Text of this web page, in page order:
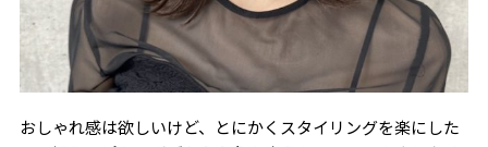
おしゃれ感は欲しいけど、とにかくスタイリングを楽にした